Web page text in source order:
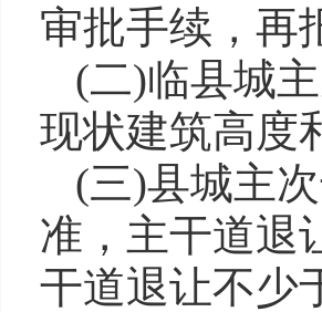
审批手续，再
(二)临县城
现状建筑高度
(三)县城主
准，主干道退
干道退让不少